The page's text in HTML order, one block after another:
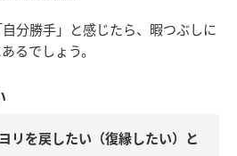
分勝手」と感じたら、暇つぶしに
るでしょう。
ヨリを戻したい（復縁したい）と